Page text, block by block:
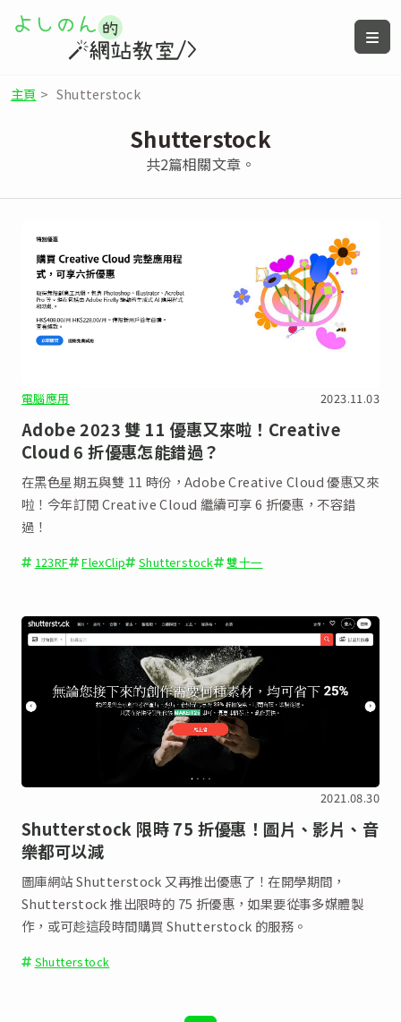
主頁 > Shutterstock
Shutterstock
共2篇相關文章。
電腦應用 2023.11.03
Adobe 2023 雙 11 優惠又來啦！Creative
Cloud 6 折優惠怎能錯過？
在黑色星期五與雙 11 時份，Adobe Creative Cloud 優惠又來
啦！今年訂閱 Creative Cloud 繼續可享 6 折優惠，不容錯
過！
123RF FlexClip Shutterstock 雙十一
2021.08.30
Shutterstock 限時 75 折優惠！圖片、影片、音
樂都可以減
圖庫網站 Shutterstock 又再推出優惠了！在開學期間，
Shutterstock 推出限時的 75 折優惠，如果要從事多媒體製
作，或可趁這段時間購買 Shutterstock 的服務。
Shutterstock